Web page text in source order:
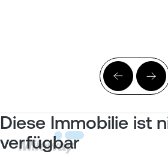
Diese Immobilie ist
verfügbar